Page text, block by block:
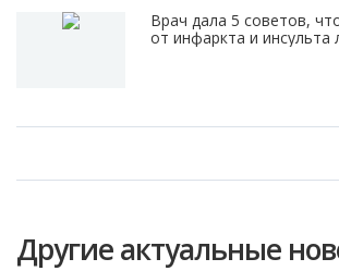
Врач дала 5 советов,
от инфаркта и инсульта
Другие актуальные